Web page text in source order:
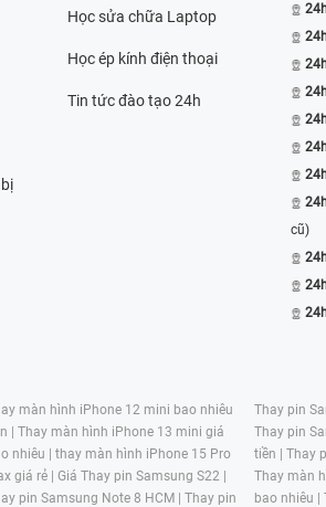
Học sửa chữa Laptop
Học ép kính điện thoại
Tin tức đào tạo 24h
cũ)
màn hình iPhone 12 mini bao nhiêu
| Thay màn hình iPhone 13 mini giá
nhiêu | thay màn hình iPhone 15 Pro
giá rẻ | Giá Thay pin Samsung S22 |
pin Samsung Note 8 HCM | Thay pin
Thay pin
Thay pin
tiền | Thay
Thay màn
bao nhiêu |